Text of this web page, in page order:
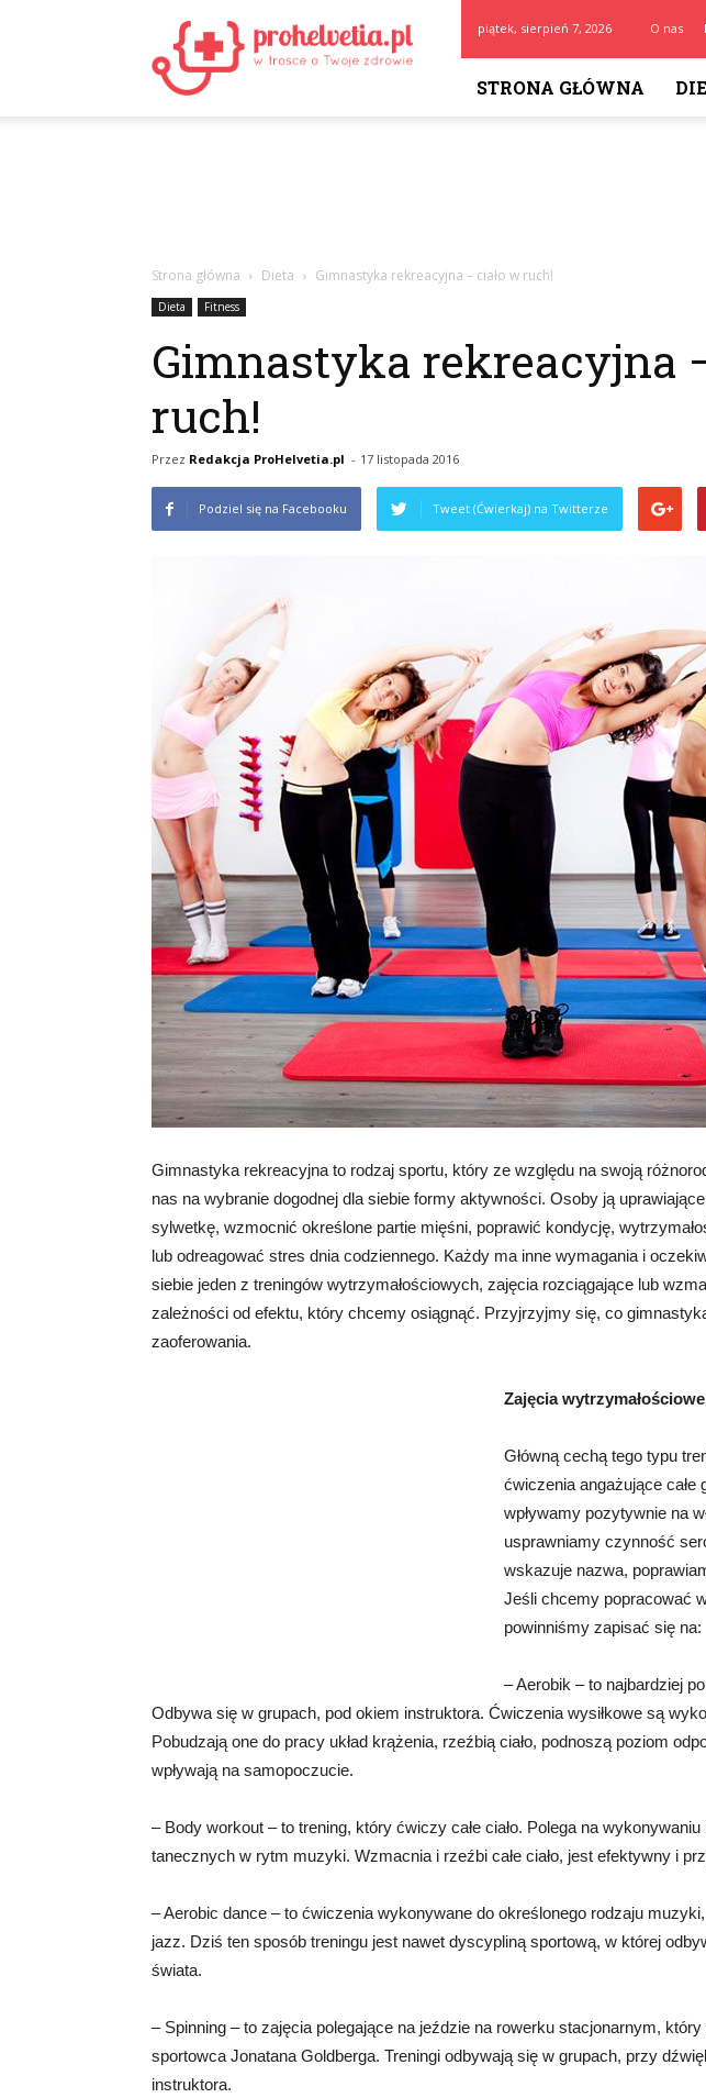
piątek, sierpień 7, 2026 O nas
STRONA GŁÓWNA
Strona główna Dieta Gimnastyka rekreacyjna – ciało w ruch!
Dieta Fitness
Gimnastyka rekreacyjna
ruch!
Przez Redakcja ProHelvetia.pl - 17 listopada 2016
Podziel się na Facebooku Tweet (Ćwierkaj) na Twitterze
Gimnastyka rekreacyjna to rodzaj sportu, który ze względu na swoją
nas na wybranie dogodnej dla siebie formy aktywności. Osoby ją
sylwetkę, wzmocnić określone partie mięśni, poprawić kondycję,
lub odreagować stres dnia codziennego. Każdy ma inne wymagania i
siebie jeden z treningów wytrzymałościowych, zajęcia rozciągające lub
zależności od efektu, który chcemy osiągnąć. Przyjrzyjmy się, co
zaoferowania.
Zajęcia wytrzymałościowe
Główną cechą tego typu
ćwiczenia angażujące całe
wpływamy pozytywnie na
usprawniamy czynność
wskazuje nazwa,
Jeśli chcemy popracować
powinniśmy zapisać się na:
– Aerobik – to najbardziej
Odbywa się w grupach, pod okiem instruktora. Ćwiczenia wysiłkowe są
Pobudzają one do pracy układ krążenia, rzeźbią ciało, podnoszą poziom
wpływają na samopoczucie.
– Body workout – to trening, który ćwiczy całe ciało. Polega na wykonywaniu
tanecznych w rytm muzyki. Wzmacnia i rzeźbi całe ciało, jest efektywny i
– Aerobic dance – to ćwiczenia wykonywane do określonego rodzaju
jazz. Dziś ten sposób treningu jest nawet dyscypliną sportową, w której
świata.
– Spinning – to zajęcia polegające na jeździe na rowerku stacjonarnym,
sportowca Jonatana Goldberga. Treningi odbywają się w grupach, przy
instruktora.